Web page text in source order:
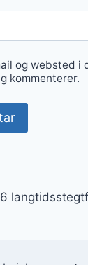
og websted i
kommenterer.